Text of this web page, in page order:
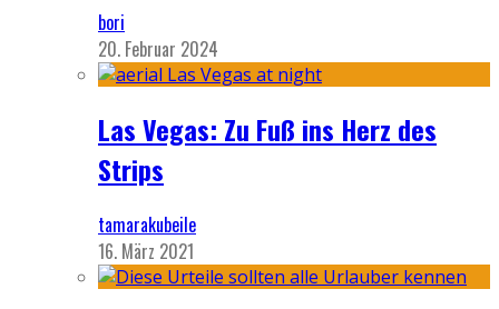
bori
20. Februar 2024
Las Vegas: Zu Fuß ins Herz des
Strips
tamarakubeile
16. März 2021